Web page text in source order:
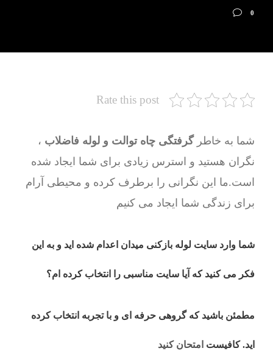
0
Rate this post
شما به خاطرگرفتگی چاه توالت و لوله فاضلاب ،
نگران هستید و استرس زیادی برای شما ایجاد شده
است.ما این نگرانی را برطرف کرده و محیطی آرام
برای زندگی شما ایجاد می کنیم
شما وارد سایت لوله بازکنی میدان اعدام شده اید و به این
فکر می کنید که آیا سایت مناسبی را انتخاب کرده ام؟
مطمئن باشید که گروهی حرفه ای و با تجربه انتخاب کرده
اید. کافیست امتحان کنید